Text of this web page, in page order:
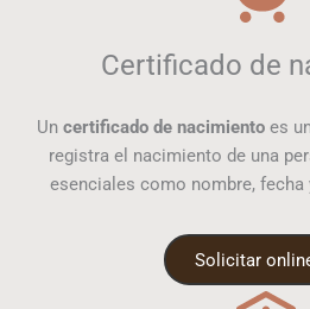
Certificado de
Un certificado de nacimiento es
registra el nacimiento de una
esenciales como nombre, fecha
Solicitar